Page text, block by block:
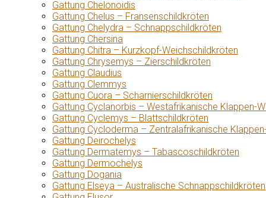
Gattung Chelonoidis
Gattung Chelus – Fransenschildkröten
Gattung Chelydra – Schnappschildkröten
Gattung Chersina
Gattung Chitra – Kurzkopf-Weichschildkröten
Gattung Chrysemys – Zierschildkröten
Gattung Claudius
Gattung Clemmys
Gattung Cuora – Scharnierschildkröten
Gattung Cyclanorbis – Westafrikanische Klappen-
Gattung Cyclemys – Blattschildkröten
Gattung Cycloderma – Zentralafrikanische
Gattung Deirochelys
Gattung Dermatemys – Tabascoschildkröten
Gattung Dermochelys
Gattung Dogania
Gattung Elseya – Australische Schnappschildkröten